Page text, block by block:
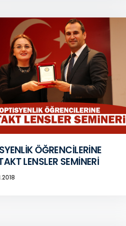
ÖĞRENCİLERİNE
LENSLER SEMİNERİ